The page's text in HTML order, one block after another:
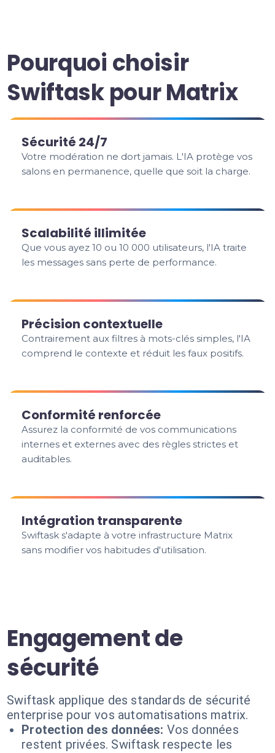
Pourquoi choisir
Swiftask pour Matrix
Sécurité 24/7
Votre modération ne dort jamais. L'IA protège vos
salons en permanence, quelle que soit la charge.
Scalabilité illimitée
Que vous ayez 10 ou 10 000 utilisateurs, l'IA traite
les messages sans perte de performance.
Précision contextuelle
Contrairement aux filtres à mots-clés simples, l'IA
comprend le contexte et réduit les faux positifs.
Conformité renforcée
Assurez la conformité de vos communications
internes et externes avec des règles strictes et
auditables.
Intégration transparente
Swiftask s'adapte à votre infrastructure Matrix
sans modifier vos habitudes d'utilisation.
Engagement de
sécurité
Swiftask applique des standards de sécurité
enterprise pour vos automatisations matrix.
Protection des données: Vos données
restent privées. Swiftask respecte les